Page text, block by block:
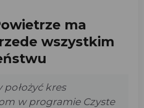
ma
wszystkim
położyć kres
w programie Czyste